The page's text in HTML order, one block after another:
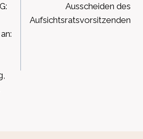
Ausscheiden des
Aufsichtsratsvorsitzenden